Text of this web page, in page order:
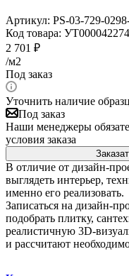
Артикул: PS-03-729-
Код товара: УТ000042274
2 701 ₽
/м2
Под заказ
Уточнить наличие
Под заказ
Наши менеджеры
условия заказа
В отличие от дизайн-
выглядеть интерьер,
именно его реализовать.
Записаться на дизайн-
подобрать плитку,
реалистичную 3D-
и рассчитают